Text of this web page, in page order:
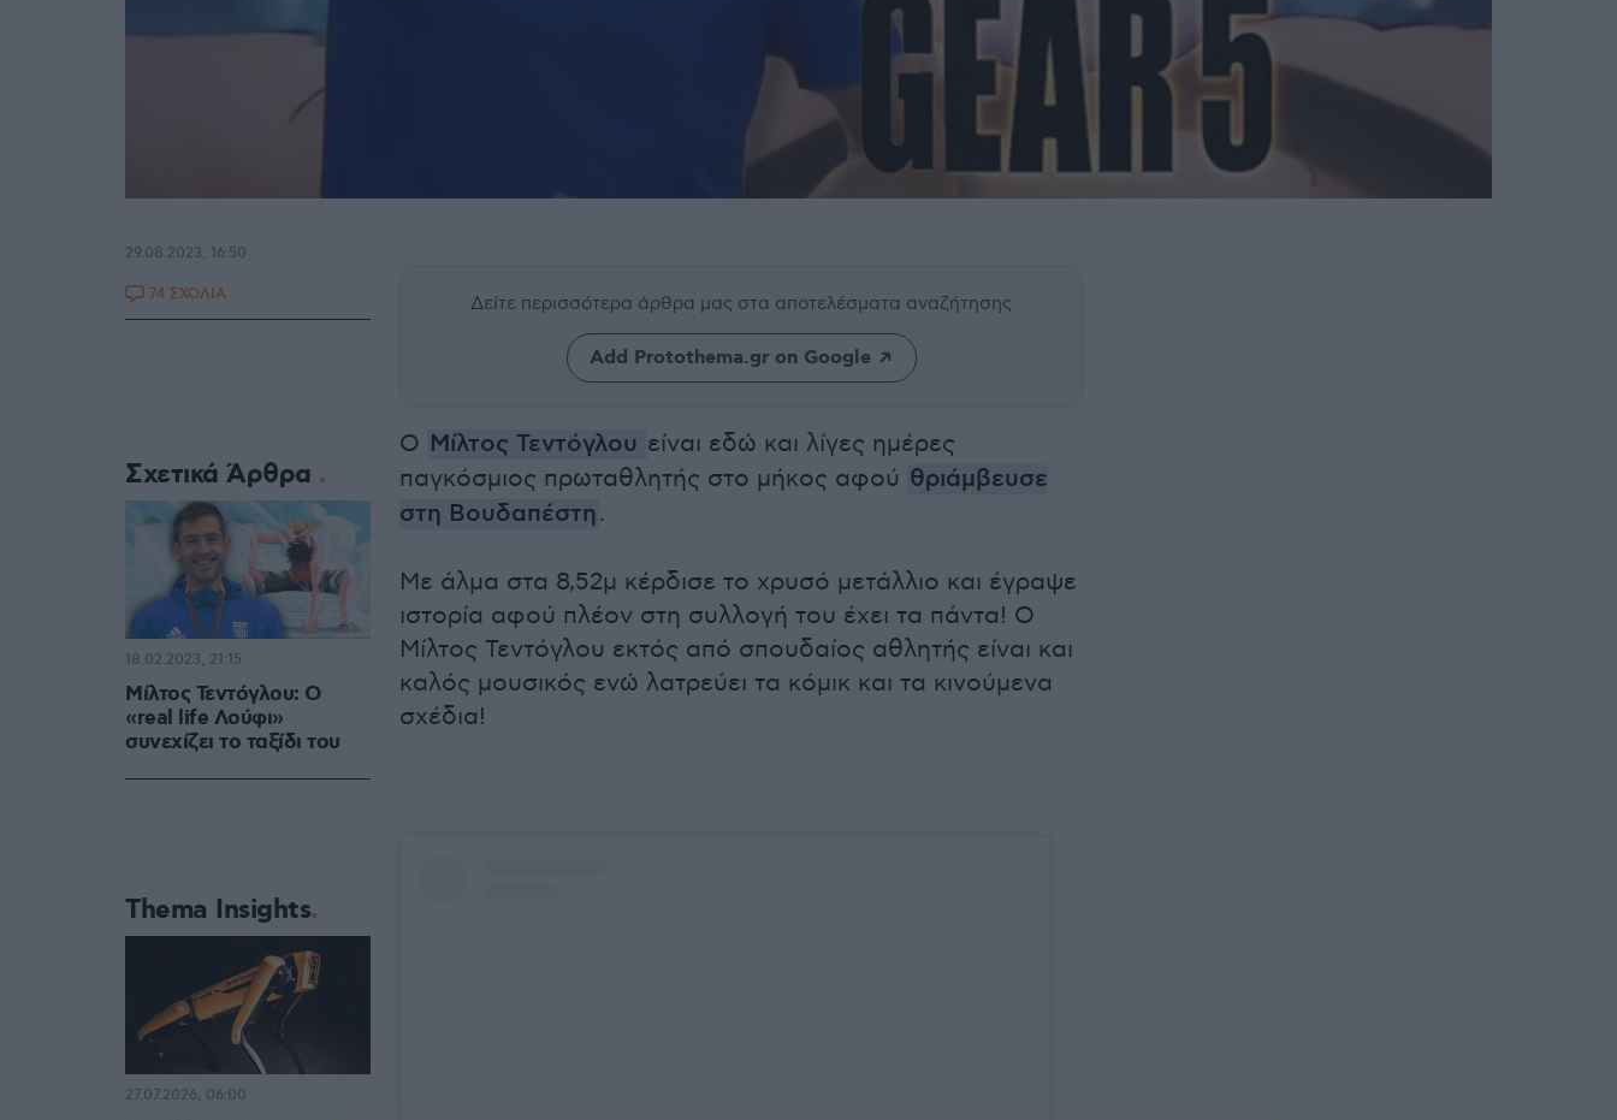
Δείτε περισσότερα άρθρα μας στα αποτελέσματα αναζήτησης
Add Protothema.gr on Google
Ο Μίλτος Τεντόγλου είναι εδώ και λίγες ημέρες
παγκόσμιος πρωταθλητής στο μήκος αφού θριάμβευσε
στη Βουδαπέστη.
Με άλμα στα 8,52μ κέρδισε το χρυσό μετάλλιο και έγραψε
ιστορία αφού πλέον στη συλλογή του έχει τα πάντα! Ο
Μίλτος Τεντόγλου εκτός από σπουδαίος αθλητής είναι και
καλός μουσικός ενώ λατρεύει τα κόμικ και τα κινούμενα
σχέδια!
29.08.2023, 16:50
74 ΣΧΟΛΙΑ
Σχετικά Άρθρα
Μίλτος Τεντόγλου: Ο
«real life Λούφι»
συνεχίζει το ταξίδι του
18.02.2023, 21:15
Thema Insights
27.07.2026, 06:00